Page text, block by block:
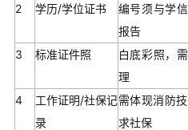
2
学历/学位证书
编号须与学
报告
3
标准证件照
白底彩照，
理
4
工作证明/社保记
录
需体现消防
求社保